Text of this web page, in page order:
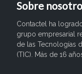
Sobre
Contactel ha
grupo empresarial
de las Tecnologías
(TIC). Más de 16